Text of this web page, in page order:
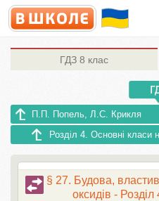
ГДЗ 8 клас
П.П. Попель, Л.С. Крикля
Розділ 4. Основні класи
§ 27. Будова,
оксидів -